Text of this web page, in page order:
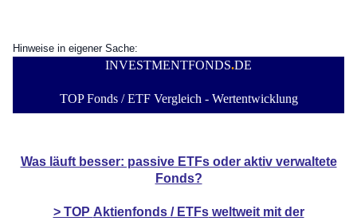
Hinweise in eigener Sache:
INVESTMENTFONDS.DE
TOP Fonds / ETF Vergleich - Wertentwicklung
Was läuft besser: passive ETFs oder aktiv verwaltete
Fonds?
> TOP Aktienfonds / ETFsweltweit mit der